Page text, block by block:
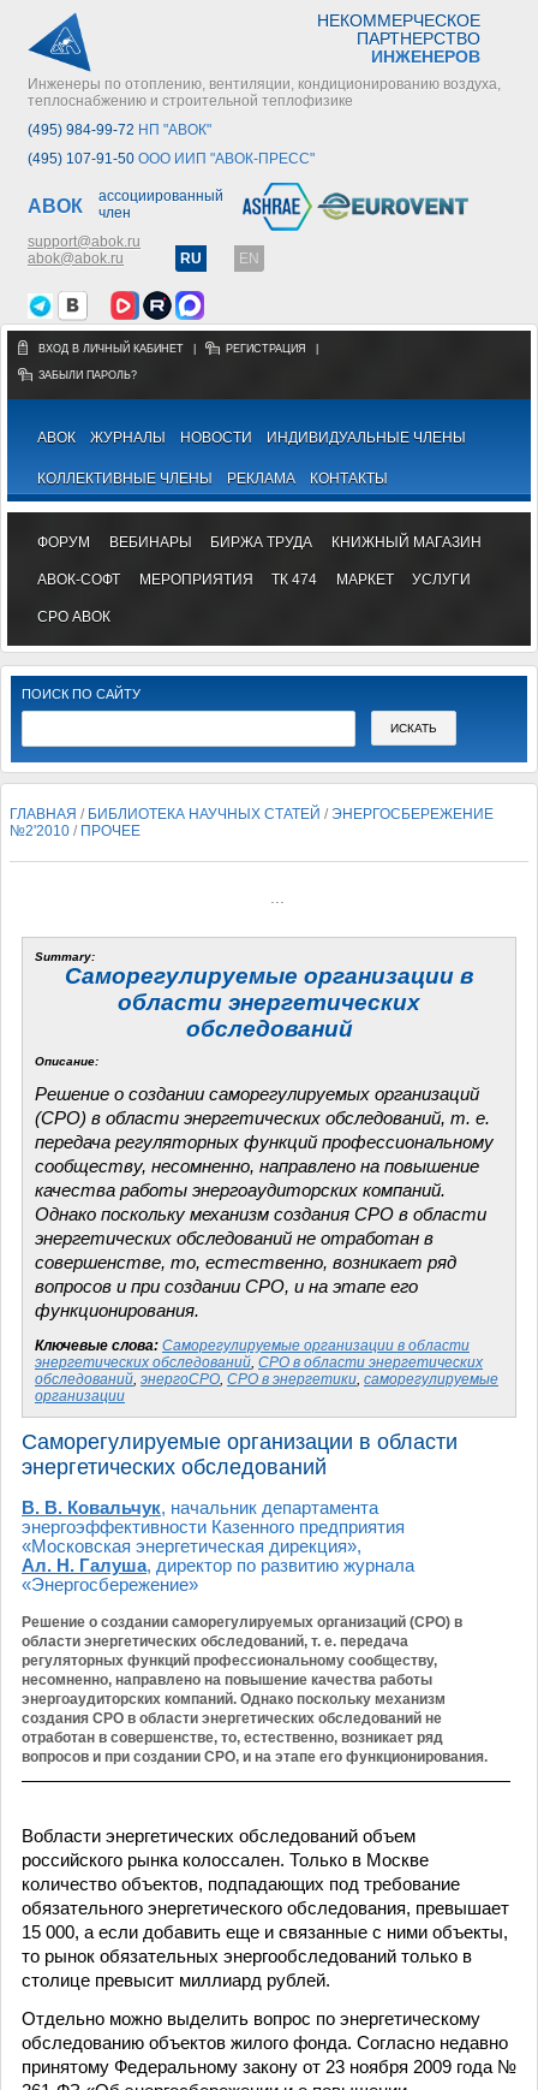
НЕКОММЕРЧЕСКОЕ
ПАРТНЕРСТВО
ИНЖЕНЕРОВ
Инженеры по отоплению, вентиляции, кондиционированию воздуха,
теплоснабжению и строительной теплофизике
(495) 984-99-72 НП "АВОК"
(495) 107-91-50 ООО ИИП "АВОК-ПРЕСС"
АВОК
ассоциированный
член
support@abok.ru
abok@abok.ru
RU EN
ВХОД В ЛИЧНЫЙ КАБИНЕТ РЕГИСТРАЦИЯ
ЗАБЫЛИ ПАРОЛЬ?
АВОК ЖУРНАЛЫ НОВОСТИ ИНДИВИДУАЛЬНЫЕ ЧЛЕНЫ
КОЛЛЕКТИВНЫЕ ЧЛЕНЫ РЕКЛАМА КОНТАКТЫ
ФОРУМ ВЕБИНАРЫ БИРЖА ТРУДА КНИЖНЫЙ МАГАЗИН
АВОК-СОФТ МЕРОПРИЯТИЯ ТК 474 МАРКЕТ УСЛУГИ
СРО АВОК
ПОИСК ПО САЙТУ
ГЛАВНАЯ / БИБЛИОТЕКА НАУЧНЫХ СТАТЕЙ /ЭНЕРГОСБЕРЕЖЕНИЕ
№2'2010 / ПРОЧЕЕ
Summary:
Саморегулируемые организации в
области энергетических
обследований
Описание:
Решение о создании саморегулируемых организаций
(СРО) в области энергетических обследований, т. е.
передача регуляторных функций профессиональному
сообществу, несомненно, направлено на повышение
качества работы энергоаудиторских компаний.
Однако поскольку механизм создания СРО в области
энергетических обследований не отработан в
совершенстве, то, естественно, возникает ряд
вопросов и при создании СРО, и на этапе его
функционирования.
Ключевые слова: Саморегулируемые организации в области
энергетических обследований, СРО в области энергетических
обследований, энергоСРО, СРО в энергетики, саморегулируемые
организации
Саморегулируемые организации в области
энергетических обследований
В. В. Ковальчук, начальник департамента
энергоэффективности Казенного предприятия
«Московская энергетическая дирекция»,
Ал. Н. Галуша, директор по развитию журнала
«Энергосбережение»
Решение о создании саморегулируемых организаций (СРО) в
области энергетических обследований, т. е. передача
регуляторных функций профессиональному сообществу,
несомненно, направлено на повышение качества работы
энергоаудиторских компаний. Однако поскольку механизм
создания СРО в области энергетических обследований не
отработан в совершенстве, то, естественно, возникает ряд
вопросов и при создании СРО, и на этапе его функционирования.
Вобласти энергетических обследований объем
российского рынка колоссален. Только в Москве
количество объектов, подпадающих под требование
обязательного энергетического обследования, превышает
15 000, а если добавить еще и связанные с ними объекты,
то рынок обязательных энергообследований только в
столице превысит миллиард рублей.
Отдельно можно выделить вопрос по энергетическому
обследованию объектов жилого фонда. Согласно недавно
принятому Федеральному закону от 23 ноября 2009 года №